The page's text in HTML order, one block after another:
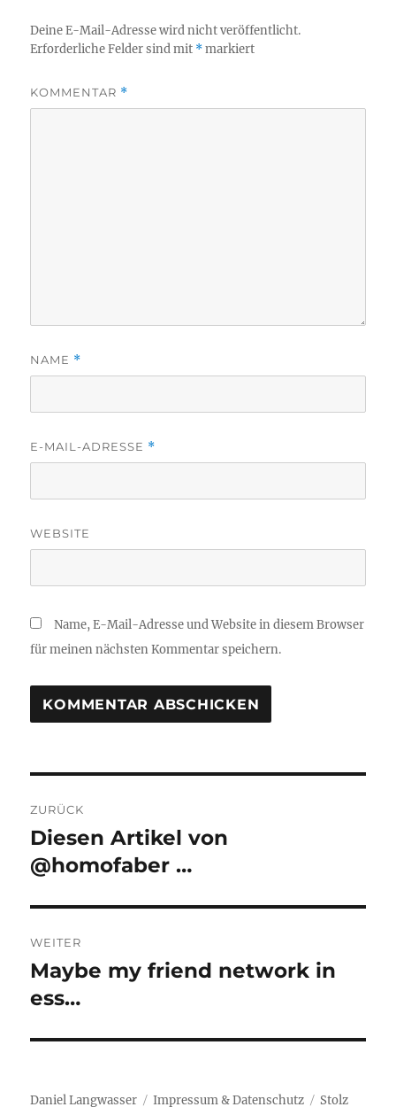
Deine E-Mail-Adresse wird nicht veröffentlicht.
Erforderliche Felder sind mit *markiert
KOMMENTAR *
NAME *
E-MAIL-ADRESSE *
WEBSITE
Name, E-Mail-Adresse und Website in diesem Browser
für meinen nächsten Kommentar speichern.
ZURÜCK
Vorheriger
Beitrag:
Diesen Artikel von
@homofaber …
WEITER
Nächster
Beitrag:
Maybe my friend network in
ess…
Daniel Langwasser Impressum & Datenschutz Stolz